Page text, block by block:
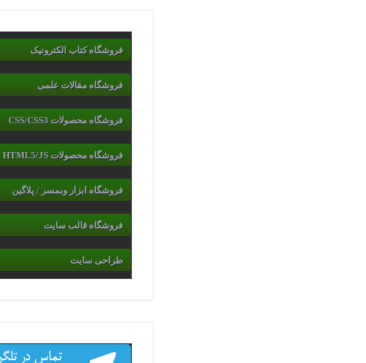
فروشگاه کتاب الکترونیک
فروشگاه مقالات علمی
فروشگاه محصولات CSS/CSS3
فروشگاه محصولات HTML5/JS
فروشگاه ابزار وبمسر / پلاگین
فروشگاه قالب سایت
طراحی سایت